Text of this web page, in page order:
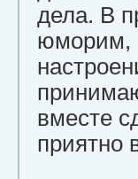
дела. В
юморим,
вместе
приятно